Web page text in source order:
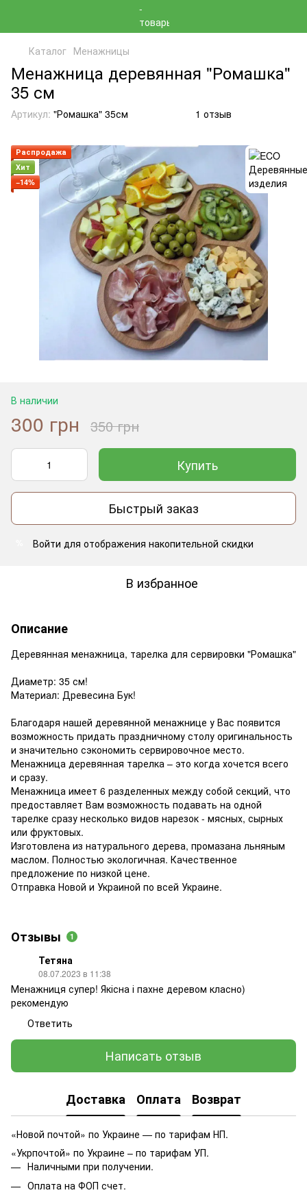
Каталог Менажницы
Менажница деревянная "Ромашка"
35 см
Артикул: "Ромашка" 35см 1 отзыв
Распродажа
Хит
−14%
В наличии
300 грн 350 грн
Купить
Быстрый заказ
Войти для отображения накопительной скидки
В избранное
Описание
Деревянная менажница, тарелка для сервировки "Ромашка"
Диаметр: 35 см!
Материал: Древесина Бук!
Благодаря нашей деревянной менажнице у Вас появится
возможность придать праздничному столу оригинальность
и значительно сэкономить сервировочное место.
Менажница деревянная тарелка – это когда хочется всего
и сразу.
Менажница имеет 6 разделенных между собой секций, что
предоставляет Вам возможность подавать на одной
тарелке сразу несколько видов нарезок - мясных, сырных
или фруктовых.
Изготовлена ​​из натурального дерева, промазана льняным
маслом. Полностью экологичная. Качественное
предложение по низкой цене.
Отправка Новой и Украиной по всей Украине.
Отзывы 1
Тетяна
08.07.2023 в 11:38
Менажниця супер! Якісна і пахне деревом класно)
рекомендую
Ответить
Написать отзыв
Доставка Оплата Возврат
«Новой почтой» по Украине — по тарифам НП.
«Укрпочтой» по Украине – по тарифам УП.
Наличными при получении.
Оплата на ФОП счет.